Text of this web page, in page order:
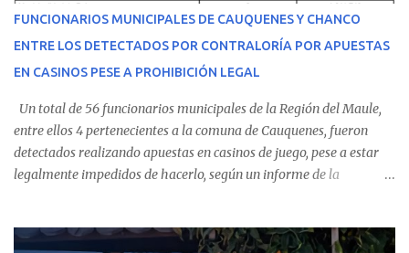
recibir atención especializada en el centro de destino. Apenas se
conoció la gravedad de su condición, sus padres —residentes en
Villarrica— se trasladaron a Cauquenes con la esperanza de una
evolución favorable. No obstante, alrededo...
FUNCIONARIOS MUNICIPALES DE CAUQUENES Y CHANCO
ENTRE LOS DETECTADOS POR CONTRALORÍA POR APUESTAS
EN CASINOS PESE A PROHIBICIÓN LEGAL
Un total de 56 funcionarios municipales de la Región del Maule,
entre ellos 4 pertenecientes a la comuna de Cauquenes, fueron
detectados realizando apuestas en casinos de juego, pese a estar
legalmente impedidos de hacerlo, según un informe de la
estableció que estos funcionarios —quienes administran o